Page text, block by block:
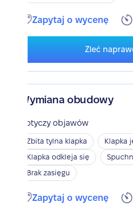
Zapytaj o wycenę
Zleć
Wymiana obudowy
Dotyczy objawów
Zbita tylna klapka
Klapka
Klapka odkleja się
Brak zasięgu
Zapytaj o wycenę